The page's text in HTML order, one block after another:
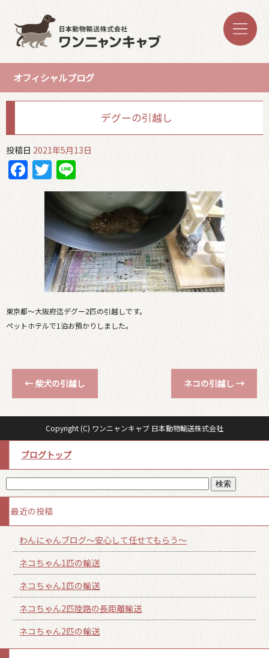
オフィシャルブログ
デグーの引越し
投稿日 2021年5月13日
Facebook
Twitter
東京都〜大阪府迄デグー2匹の引越しです。
ペットホテルで1泊お預かりしました。
← 柴犬の引越し ネコの引越し →
Copyright (C) ワンニャンキャブ 日本動物輸送株式会社
ブログトップ
最近の投稿
わんにゃんブログ～安心して任せてもらう～
ネコちゃん1匹の輸送
ネコちゃん1匹の輸送
ネコちゃん2匹陸路の長距離輸送
ネコちゃん2匹の輸送